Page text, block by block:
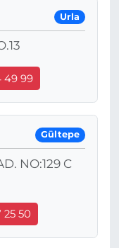
Urla
49 99
Gültepe
NO:129 C
25 50